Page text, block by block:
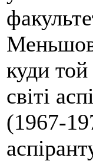
куди
світі
(1967-